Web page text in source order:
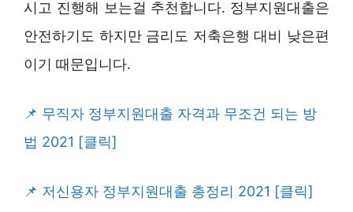
시고 진행해 보는걸 추천합니다. 정부지원대출은
안전하기도 하지만 금리도 저축은행 대비 낮은편
이기 때문입니다.
무직자 정부지원대출 자격과 무조건 되는 방
법 2021 [클릭]
저신용자 정부지원대출 총정리 2021 [클릭]